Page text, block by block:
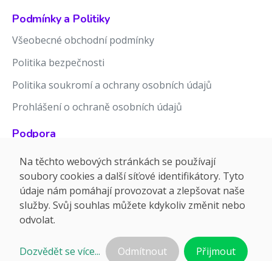
Podmínky a Politiky
Všeobecné obchodní podmínky
Politika bezpečnosti
Politika soukromí a ochrany osobních údajů
Prohlášení o ochraně osobních údajů
Podpora
Znalostní báze
Release notes
Na těchto webových stránkách se používají
soubory cookies a další síťové identifikátory. Tyto
údaje nám pomáhají provozovat a zlepšovat naše
služby. Svůj souhlas můžete kdykoliv změnit nebo
odvolat.
Dozvědět se více... Odmítnout Přijmout